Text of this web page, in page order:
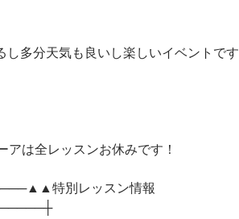
多分天気も良いし楽しいイベントです
は全レッスンお休みです！
特別レッスン情報